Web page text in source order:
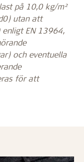
på 10,0 kg/m²
utan att
EN 13964,
och eventuella
för att